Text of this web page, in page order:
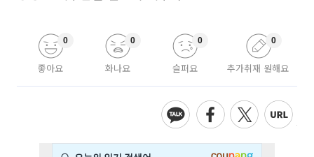
좋아요
0
화나요
0
슬퍼요
0
추가취재 원해요
0